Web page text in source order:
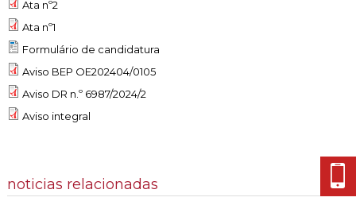
Reabilitação urbana
Urbanismo
Cascais Próxima
Economia & Inovação
Qualidade de vida
Sociedade & Educação
VISITAR
ESTUDAR
TEMPOS LIVRES
INVESTIR EM CASCAIS
Ata nº2
Ata nº1
Formulário de candidatura
Aviso BEP OE202404/0105
Aviso DR n.º 6987/2024/2
Aviso integral
noticias relacionadas